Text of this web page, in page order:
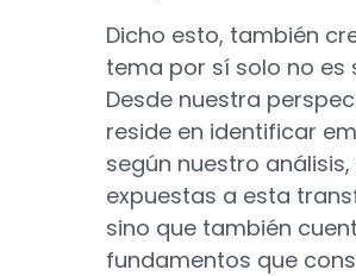
Dicho esto, también
tema por sí solo no es
Desde nuestra
reside en identificar
según nuestro
expuestas a esta
sino que también
fundamentos que